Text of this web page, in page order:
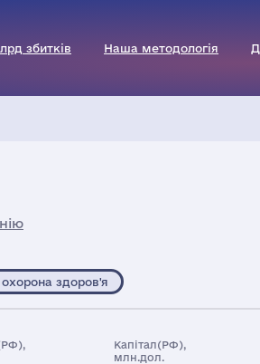
збитків Наша методологія
здоров'я
Капітал(РФ),
млн.дол.